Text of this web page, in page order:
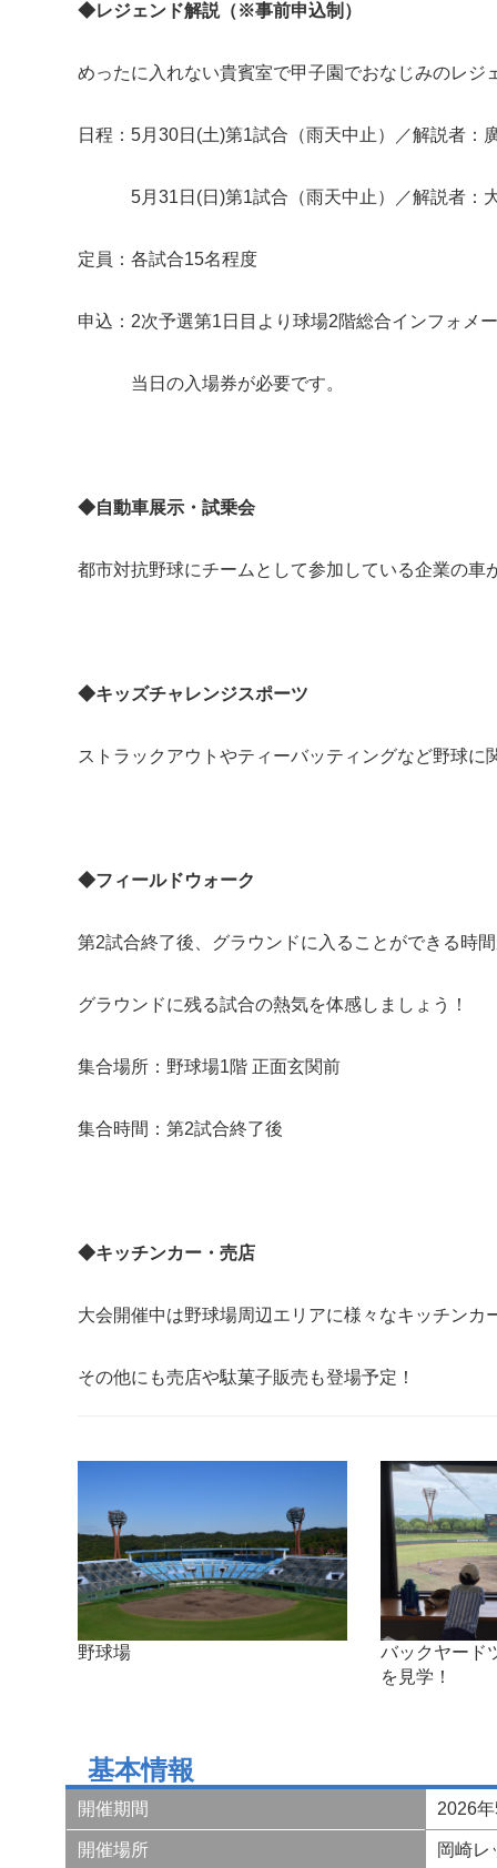
◆レジェンド解説（※事前申込制）
めったに入れない貴賓室で甲子園でおなじみのレ
日程：5月30日(土)第1試合（雨天中止）／解説者
5月31日(日)第1試合（雨天中止）／解説者：
定員：各試合15名程度
申込：2次予選第1日目より球場2階総合インフォメ
当日の入場券が必要です。
◆自動車展示・試乗会
都市対抗野球にチームとして参加している企業の
◆キッズチャレンジスポーツ
ストラックアウトやティーバッティングなど野球
◆フィールドウォーク
第2試合終了後、グラウンドに入ることができる時
グラウンドに残る試合の熱気を体感しましょう！
集合場所：野球場1階 正面玄関前
集合時間：第2試合終了後
◆キッチンカー・売店
大会開催中は野球場周辺エリアに様々なキッチンカ
その他にも売店や駄菓子販売も登場予定！
野球場
バックヤード
を見学！
基本情報
開催期間 2026
開催場所 岡崎レ